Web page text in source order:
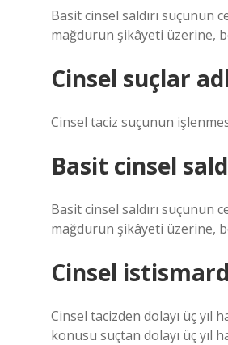
Basit cinsel saldırı suçunun
mağdurun şikâyeti üzerine,
Cinsel suçlar
Cinsel taciz suçunun
Basit cinsel
Basit cinsel saldırı suçunun
mağdurun şikâyeti üzerine,
Cinsel
Cinsel tacizden dolayı üç yıl
konusu suçtan dolayı üç yıl